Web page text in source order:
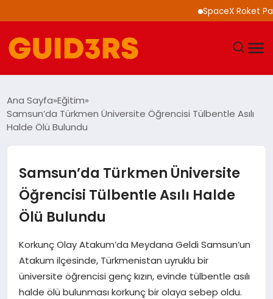
SpaceX Roket
YAŞAM
SPOR
SAĞLIK
EKONOMI
MAGAZIN
Ana Sayfa Eğitim
Samsun’da Türkmen Üniversite Öğrencisi Tülbentle Asılı
Halde Ölü Bulundu
Samsun’da Türkmen Üniversite
Öğrencisi Tülbentle Asılı Halde
Ölü Bulundu
Korkunç Olay Atakum’da Meydana Geldi Samsun’un
Atakum ilçesinde, Türkmenistan uyruklu bir
üniversite öğrencisi genç kızın, evinde tülbentle asılı
halde ölü bulunması korkunç bir olaya sebep oldu.